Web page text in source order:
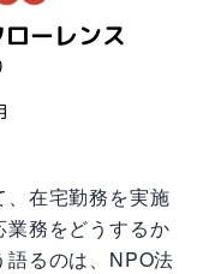
ーレンス
、在宅勤務を実施
業務をどうするか
語るのは、NPO法